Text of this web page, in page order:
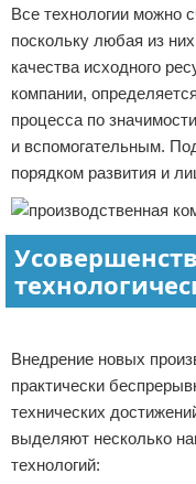
Все технологии можно
поскольку любая из
качества исходного
компании,
процесса по
и вспомогательным.
порядком развития и
Внедрение новых
практически
технических
выделяют несколько
технологий: